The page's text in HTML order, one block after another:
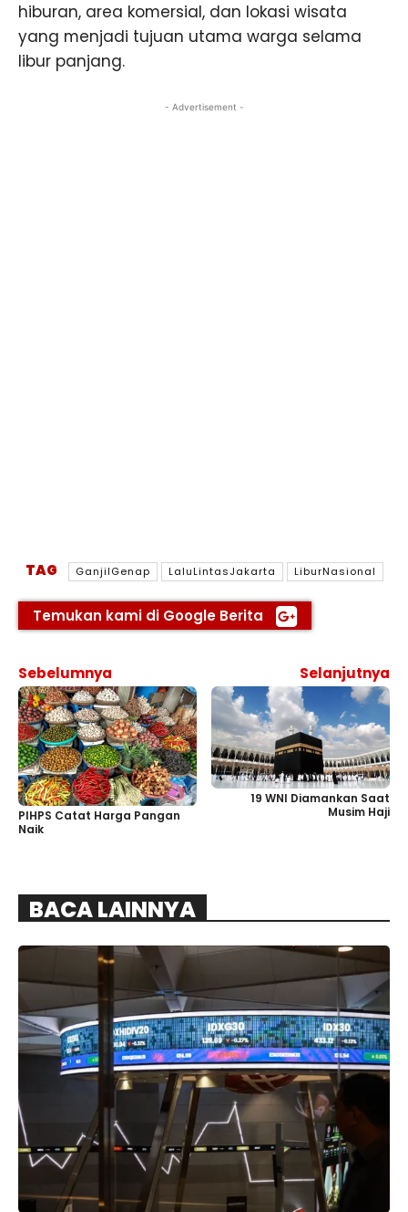
hiburan, area komersial, dan lokasi wisata
yang menjadi tujuan utama warga selama
libur panjang.
- Advertisement -
TAG GanjilGenap LaluLintasJakarta LiburNasional
Temukan kami di Google Berita
Sebelumnya
PIHPS Catat Harga Pangan
Naik
Selanjutnya
19 WNI Diamankan Saat
Musim Haji
BACA LAINNYA